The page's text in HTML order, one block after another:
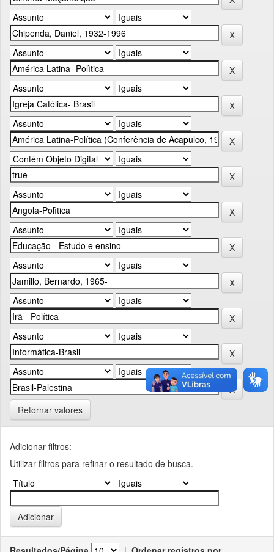
Retornar valores
Adicionar filtros:
Utilizar filtros para refinar o resultado de busca.